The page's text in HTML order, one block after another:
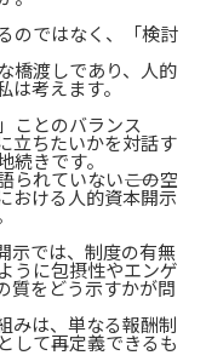
のではなく、「検討
橋渡しであり、人的
考えます。
ことのバランス
立ちたいかを対話す
きです。
れていない――この空
おける人的資本開示
示では、制度の有無
うに包摂性やエンゲ
をどう示すかが問
みは、単なる報酬制
して再定義できるも